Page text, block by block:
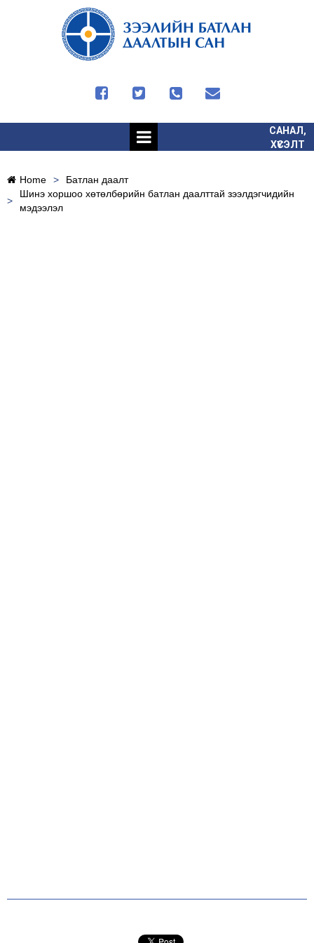
   
САНАЛ,
ХҮСЭЛТ
Home >
Батлан даалт
>
Шинэ хоршоо хөтөлбөрийн батлан даалттай зээлдэгчидийн
мэдээлэл